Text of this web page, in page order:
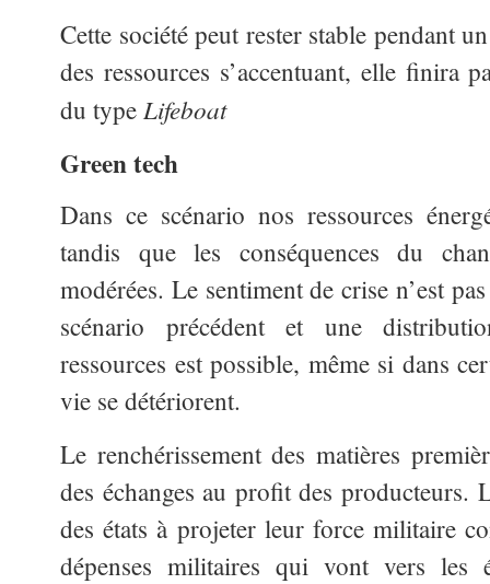
Cette société peut rester stable pendant
des ressources s’accentuant, elle finira
du type Lifeboat
Green tech
Dans ce scénario nos ressources
tandis que les conséquences du
modérées. Le sentiment de crise n’est
scénario précédent et une
ressources est possible, même si dans
vie se détériorent.
Le renchérissement des matières
des échanges au profit des producteurs.
des états à projeter leur force militaire
dépenses militaires qui vont vers les